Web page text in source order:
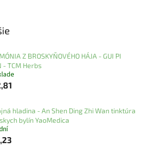
Z BROSKYŇOVÉHO HÁJA - GUI PI
- TCM Herbs
hladina - An Shen Ding Zhi Wan tinktúra
bylín YaoMedica